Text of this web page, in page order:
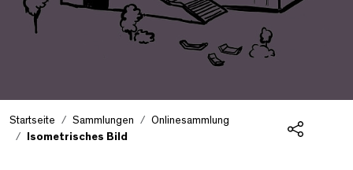
Startseite Sammlungen
Onlinesammlung
Isometrisches Bild